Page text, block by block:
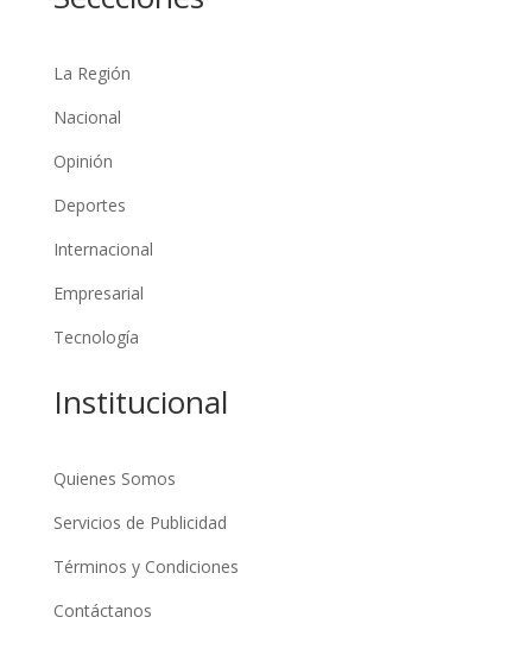
La Región
Nacional
Opinión
Deportes
Internacional
Empresarial
Tecnología
Institucional
Quienes Somos
Servicios de Publicidad
Términos y Condiciones
Contáctanos